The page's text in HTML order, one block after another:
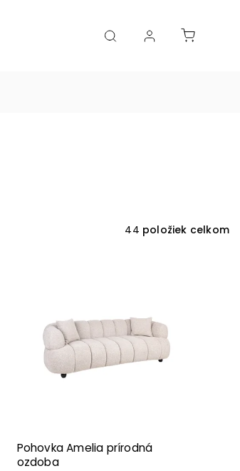
Katalógy Blogy
44 položiek celkom
Pohovka Amelia prírodná
ozdoba